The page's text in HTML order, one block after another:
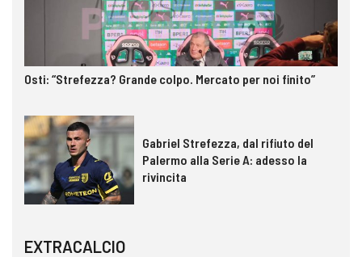
Osti: “Strefezza? Grande colpo. Mercato per noi finito”
Gabriel Strefezza, dal rifiuto del
Palermo alla Serie A: adesso la
rivincita
EXTRACALCIO